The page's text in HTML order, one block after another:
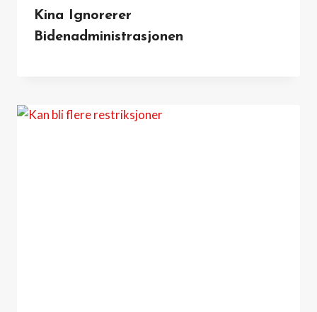
Kina Ignorerer
Bidenadministrasjonen